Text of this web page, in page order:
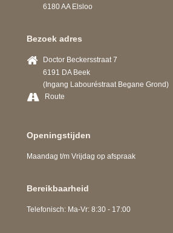
6180 AA Elsloo
Bezoek adres
Doctor Beckersstraat 7
6191 DA Beek
(Ingang Labouréstraat Begane Grond)
Route
Openingstijden
Maandag t/m Vrijdag op afspraak
Bereikbaarheid
Telefonisch: Ma-Vr: 8:30 - 17:00